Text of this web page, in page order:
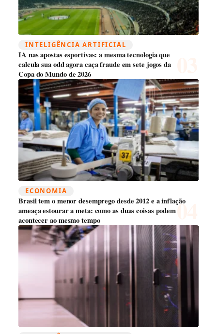
INTELIGÊNCIA ARTIFICIAL
IA nas apostas esportivas: a mesma tecnologia que
calcula sua odd agora caça fraude em sete jogos da
Copa do Mundo de 2026
ECONOMIA
Brasil tem o menor desemprego desde 2012 e a inflação
ameaça estourar a meta: como as duas coisas podem
acontecer ao mesmo tempo